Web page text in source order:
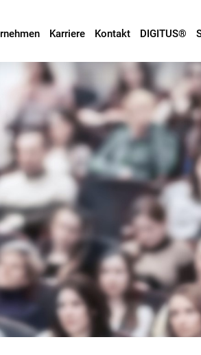
Karriere Kontakt DIGITUS®